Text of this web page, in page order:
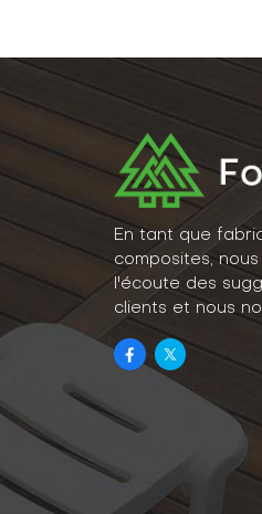
En tant que
composites,
l'écoute des
clients et nous
concrétiser leurs
véritable mode de